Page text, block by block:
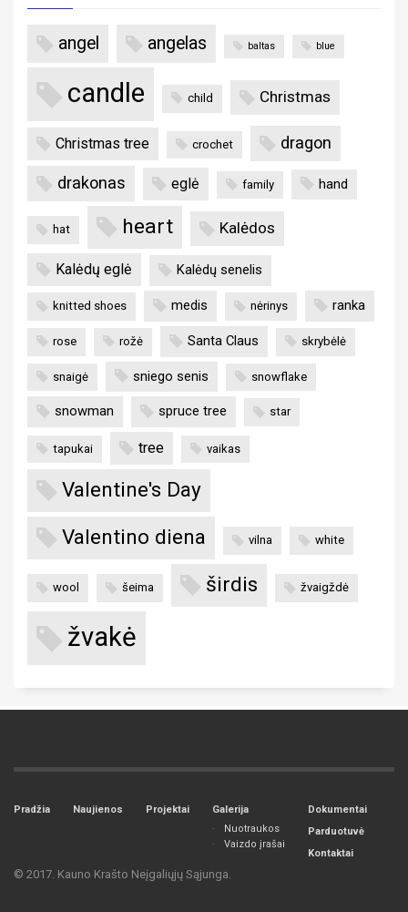
angel angelas baltas blue
candle child Christmas
Christmas tree crochet dragon
drakonas eglė family hand
hat heart Kalėdos
Kalėdų eglė Kalėdų senelis
knitted shoes medis nėrinys ranka
rose rožė Santa Claus skrybėlė
snaigė sniego senis snowflake
snowman spruce tree star
tapukai tree vaikas
Valentine's Day
Valentino diena
vilna white
wool šeima širdis žvaigždė
žvakė
Pradžia Naujienos Projektai
Galerija
Nuotraukos
Vaizdo įrašai
Dokumentai
Parduotuvė
Kontaktai
© 2017. Kauno Krašto Neįgaliųjų Sąjunga.